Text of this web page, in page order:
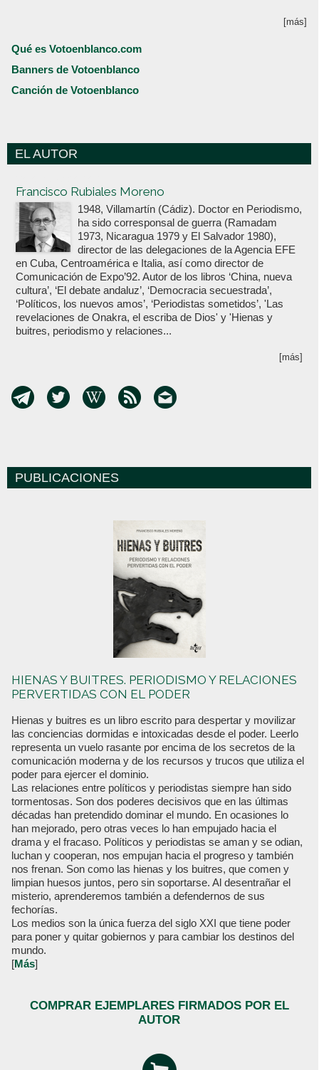
[más]
Qué es Votoenblanco.com
Banners de Votoenblanco
Canción de Votoenblanco
EL AUTOR
Francisco Rubiales Moreno
1948, Villamartín (Cádiz). Doctor en Periodismo,
ha sido corresponsal de guerra (Ramadam
1973, Nicaragua 1979 y El Salvador 1980),
director de las delegaciones de la Agencia EFE
en Cuba, Centroamérica e Italia, así como director de
Comunicación de Expo’92. Autor de los libros ‘China, nueva
cultura’, ‘El debate andaluz’, ‘Democracia secuestrada’,
‘Políticos, los nuevos amos’, ‘Periodistas sometidos’, 'Las
revelaciones de Onakra, el escriba de Dios' y 'Hienas y
buitres, periodismo y relaciones...
[más]
PUBLICACIONES
HIENAS Y BUITRES. PERIODISMO Y RELACIONES
PERVERTIDAS CON EL PODER
Hienas y buitres es un libro escrito para despertar y movilizar
las conciencias dormidas e intoxicadas desde el poder. Leerlo
representa un vuelo rasante por encima de los secretos de la
comunicación moderna y de los recursos y trucos que utiliza el
poder para ejercer el dominio.
Las relaciones entre políticos y periodistas siempre han sido
tormentosas. Son dos poderes decisivos que en las últimas
décadas han pretendido dominar el mundo. En ocasiones lo
han mejorado, pero otras veces lo han empujado hacia el
drama y el fracaso. Políticos y periodistas se aman y se odian,
luchan y cooperan, nos empujan hacia el progreso y también
nos frenan. Son como las hienas y los buitres, que comen y
limpian huesos juntos, pero sin soportarse. Al desentrañar el
misterio, aprenderemos también a defendernos de sus
fechorías.
Los medios son la única fuerza del siglo XXI que tiene poder
para poner y quitar gobiernos y para cambiar los destinos del
mundo.
[Más]
COMPRAR EJEMPLARES FIRMADOS POR EL
AUTOR